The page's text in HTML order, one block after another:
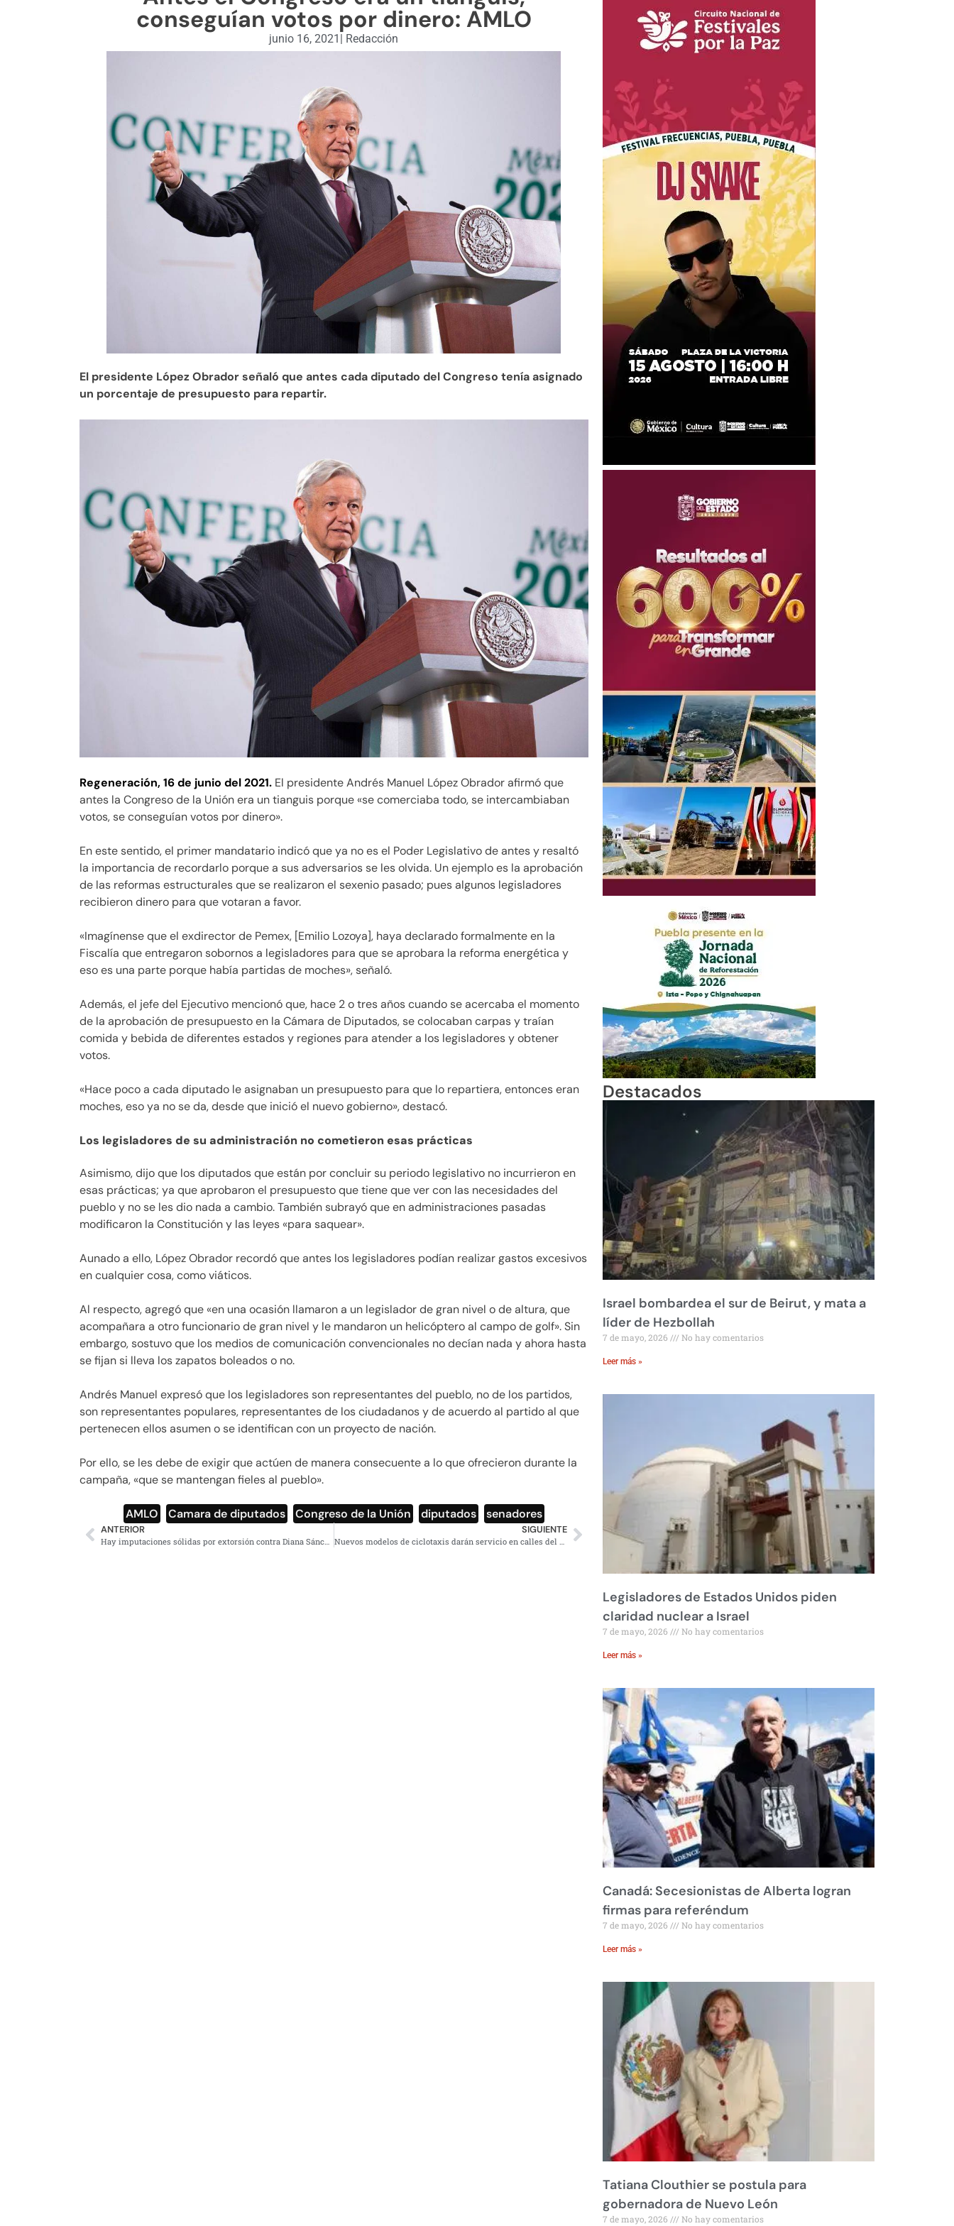
conseguían votos por dinero: AMLO
junio 16, 2021 Redacción
El presidente López Obrador señaló que antes cada diputado del Congreso tenía asignado
un porcentaje de presupuesto para repartir.
Regeneración,16 de junio del 2021. El presidente Andrés Manuel López Obrador afirmó que
antes la Congreso de la Unión era un tianguis porque «se comerciaba todo, se intercambiaban
votos, se conseguían votos por dinero».
En este sentido, el primer mandatario indicó que ya no es el Poder Legislativo de antes y resaltó
la importancia de recordarlo porque a sus adversarios se les olvida. Un ejemplo es la aprobación
de las reformas estructurales que se realizaron el sexenio pasado; pues algunos legisladores
recibieron dinero para que votaran a favor.
«Imagínense que el exdirector de Pemex, [Emilio Lozoya], haya declarado formalmente en la
Fiscalía que entregaron sobornos a legisladores para que se aprobara la reforma energética y
eso es una parte porque había partidas de moches», señaló.
Además, el jefe del Ejecutivo mencionó que, hace 2 o tres años cuando se acercaba el momento
de la aprobación de presupuesto en la Cámara de Diputados, se colocaban carpas y traían
comida y bebida de diferentes estados y regiones para atender a los legisladores y obtener
votos.
«Hace poco a cada diputado le asignaban un presupuesto para que lo repartiera, entonces eran
moches, eso ya no se da, desde que inició el nuevo gobierno», destacó.
Los legisladores de su administración no cometieron esas prácticas
Asimismo, dijo que los diputados que están por concluir su periodo legislativo no incurrieron en
esas prácticas; ya que aprobaron el presupuesto que tiene que ver con las necesidades del
pueblo y no se les dio nada a cambio. También subrayó que en administraciones pasadas
modificaron la Constitución y las leyes «para saquear».
Aunado a ello, López Obrador recordó que antes los legisladores podían realizar gastos excesivos
en cualquier cosa, como viáticos.
Al respecto, agregó que «en una ocasión llamaron a un legislador de gran nivel o de altura, que
acompañara a otro funcionario de gran nivel y le mandaron un helicóptero al campo de golf». Sin
embargo, sostuvo que los medios de comunicación convencionales no decían nada y ahora hasta
se fijan si lleva los zapatos boleados o no.
Andrés Manuel expresó que los legisladores son representantes del pueblo, no de los partidos,
son representantes populares, representantes de los ciudadanos y de acuerdo al partido al que
pertenecen ellos asumen o se identifican con un proyecto de nación.
Por ello, se les debe de exigir que actúen de manera consecuente a lo que ofrecieron durante la
campaña, «que se mantengan fieles al pueblo».
AMLO Camara de diputados Congreso de la Unión diputados senadores
ANTERIOR SIGUIENTE
Destacados
Israel bombardea el sur de Beirut, y mata a
líder de Hezbollah
7 de mayo, 2026 No hay comentarios
Leer más »
Legisladores de Estados Unidos piden
claridad nuclear a Israel
7 de mayo, 2026 No hay comentarios
Leer más »
Canadá: Secesionistas de Alberta logran
firmas para referéndum
7 de mayo, 2026 No hay comentarios
Leer más »
Tatiana Clouthier se postula para
gobernadora de Nuevo León
7 de mayo, 2026 No hay comentarios